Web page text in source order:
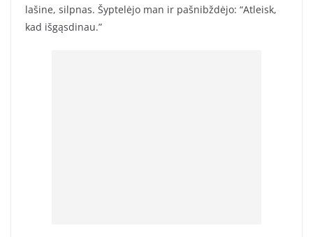
lašine, silpnas. Šyptelėjo man ir pašnibždėjo: “Atleisk,
kad išgąsdinau.”